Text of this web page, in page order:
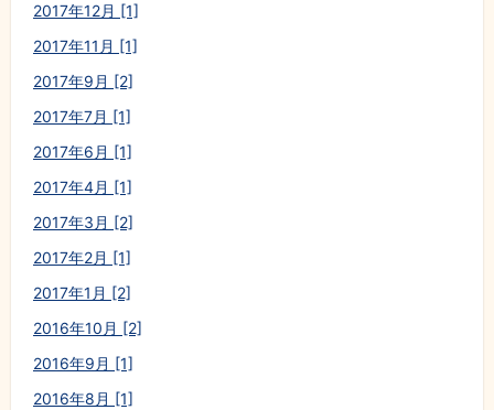
2017年12月 [1]
2017年11月 [1]
2017年9月 [2]
2017年7月 [1]
2017年6月 [1]
2017年4月 [1]
2017年3月 [2]
2017年2月 [1]
2017年1月 [2]
2016年10月 [2]
2016年9月 [1]
2016年8月 [1]